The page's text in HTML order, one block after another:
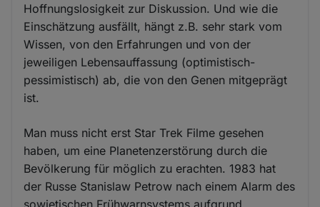
Hoffnungslosigkeit zur Diskussion. Und wie die
Einschätzung ausfällt, hängt z.B. sehr stark vom
Wissen, von den Erfahrungen und von der
jeweiligen Lebensauffassung (optimistisch-
pessimistisch) ab, die von den Genen mitgeprägt
ist.
Man muss nicht erst Star Trek Filme gesehen
haben, um eine Planetenzerstörung durch die
Bevölkerung für möglich zu erachten. 1983 hat
der Russe Stanislaw Petrow nach einem Alarm des
sowjetischen Frühwarnsystems aufgrund